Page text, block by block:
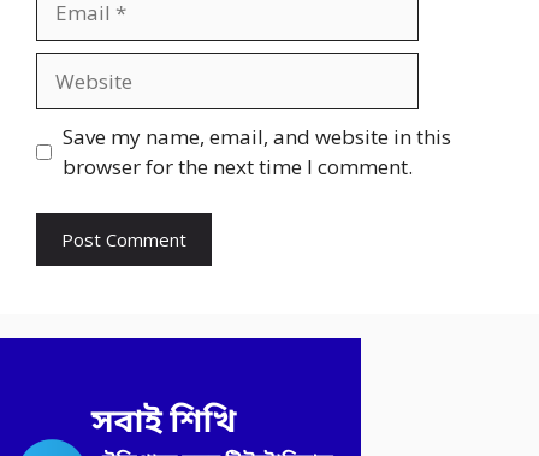
Save my name, email, and website in this
browser for the next time I comment.